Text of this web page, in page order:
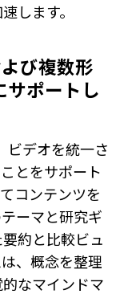
します。
び複数形
サポートし
ビデオを統一さ
とをサポート
コンテンツを
ーマと研究ギ
約と比較ビュ
、概念を整理
なマインドマ